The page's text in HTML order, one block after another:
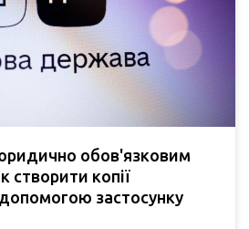
обов'язковим
створити копії
застосунку